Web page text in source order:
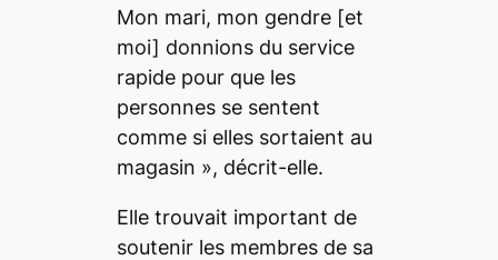
Mon mari, mon gendre [et
moi] donnions du service
rapide pour que les
personnes se sentent
comme si elles sortaient au
magasin », décrit-elle.
Elle trouvait important de
soutenir les membres de sa